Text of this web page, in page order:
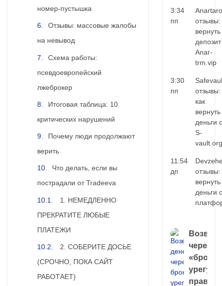
номер-пустышка
Отзывы: массовые жалобы
на невывод
Схема работы:
псевдоевропейский
лжеброкер
Итоговая таблица: 10
критических нарушений
Почему люди продолжают
верить
Что делать, если вы
пострадали от Tradeeva
1. НЕМЕДЛЕННО
ПРЕКРАТИТЕ ЛЮБЫЕ
ПЛАТЕЖИ
2. СОБЕРИТЕ ДОСЬЕ
(СРОЧНО, ПОКА САЙТ
РАБОТАЕТ)
3:34
пп
отзывы:
вернуть
Anar-
trm.vip
3:30
пп
отзывы:
как
вернуть
деньги с
S-
vault.org
11:54
дп
отзывы:
вернуть
деньги с
через
правда